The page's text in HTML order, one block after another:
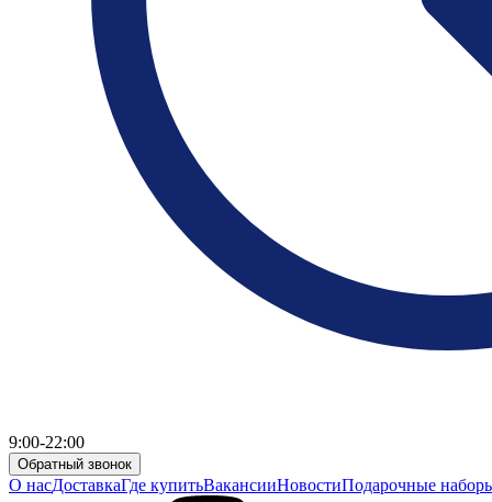
9:00-22:00
Обратный звонок
О насДоставкаГде купитьВакансииНовостиПодарочные